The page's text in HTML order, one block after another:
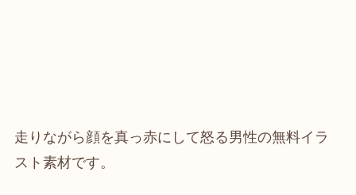
走りながら顔を真っ赤にして怒る男性の無料イラ
スト素材です。